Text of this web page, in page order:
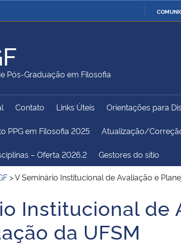
Ministério da Justiça e
Ministério da Defesa
Ministério da Educação
Desenvolvimento Regional
Gabinete de Segurança
Institucional
Advocacia-Geral da União
Pós-Graduação em Filosofia
Sítio
Contato Links Úteis Orientações para
PPG em Filosofia 2025 Atualização/
– Oferta 2026.2 Gestores do sítio
>V Seminário Institucional de Avaliação e
Institucional de
da UFSM